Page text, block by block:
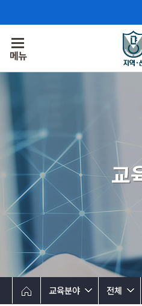
교육분야 전체